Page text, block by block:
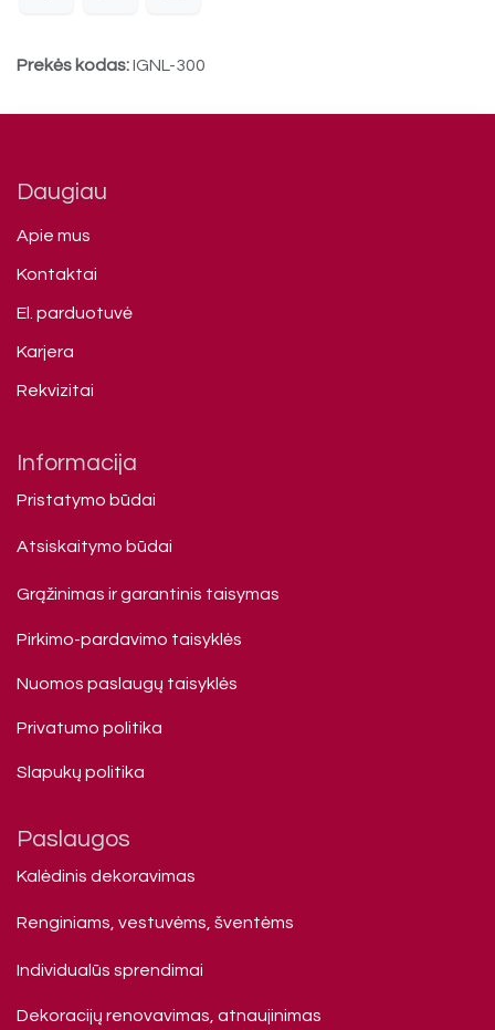
Prekės kodas:IGNL-300
Daugiau
Apie mus
Kontaktai
El. parduotuvė
Karjera
Rekvizitai
Informacija
Pristatymo būdai
Atsiskaitymo būdai
Grąžinimas ir garantinis taisymas
Pirkimo-pardavimo taisyklės
Nuomos paslaugų taisyklės
Privatumo politika
Slapukų politika
Paslaugos
Kalėdinis dekoravimas
Renginiams, vestuvėms, šventėms
Individualūs sprendimai
Dekoracijų renovavimas, atnaujinimas